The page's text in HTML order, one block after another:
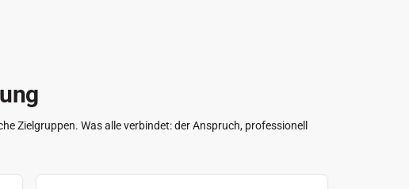
Zielgruppen. Was alle verbindet: der Anspruch, professionell